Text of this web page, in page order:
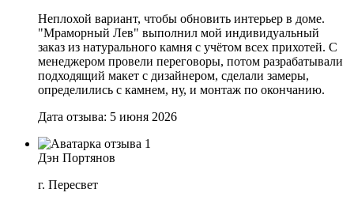
Неплохой вариант, чтобы обновить интерьер в доме.
"Мраморный Лев" выполнил мой индивидуальный
заказ из натурального камня с учётом всех прихотей. С
менеджером провели переговоры, потом разрабатывали
подходящий макет с дизайнером, сделали замеры,
определились с камнем, ну, и монтаж по окончанию.
Дата отзыва: 5 июня 2026
Дэн Портянов
г. Пересвет